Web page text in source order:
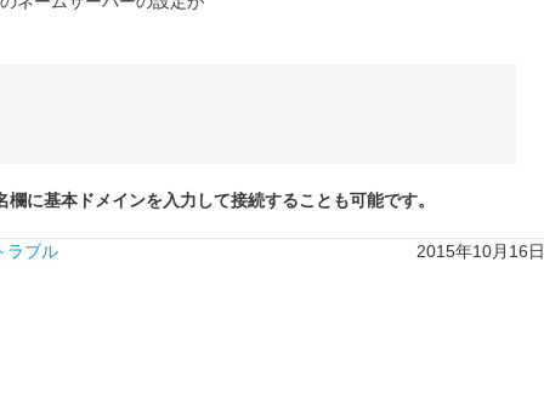
に基本ドメインを入力して接続することも可能です。
ラブル 2015年10月16日